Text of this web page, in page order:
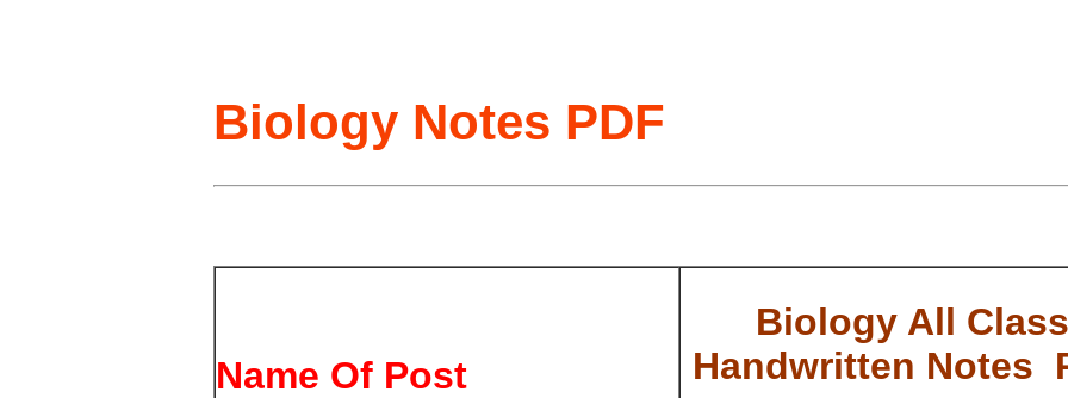
Biology Notes PDF
Name Of Post
Biology All Class
Handwritten Notes